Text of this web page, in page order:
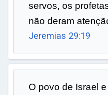
servos, os
não deram
Jeremias 29:19
O povo de Israel